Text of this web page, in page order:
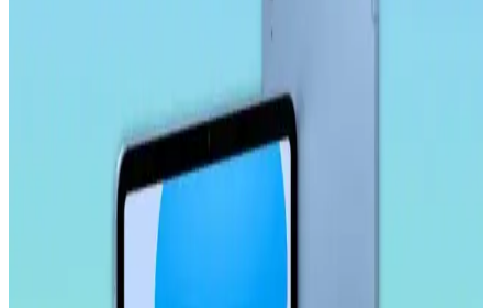
Ally 9.0 stylus kalem, yüksek hassasiyet, uyumluluk ve ergonomik
tasarımıyla akıllı tahta, tablet ve telefonlarda pratik kullanım sağlar,
yoğun çalışma ve eğitim ortamlarına uygun bir seçenektir.
Samsung Galaxy Tab S10 FE Plus İçin Kırılmaz
Ekran Koruyucu İncelemesi ve Kullanıcı Yorumları
Samsung Galaxy Tab S10 FE Plus için tasarlanmış kırılmaz ekran
koruyucu, yüksek dayanıklılık ve kolay uygulama özellikleriyle